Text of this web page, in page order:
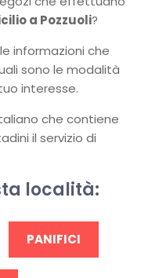
a Pozzuoli?
informazioni che
sono le modalità
interesse.
che contiene
il servizio di
località:
PANIFICI